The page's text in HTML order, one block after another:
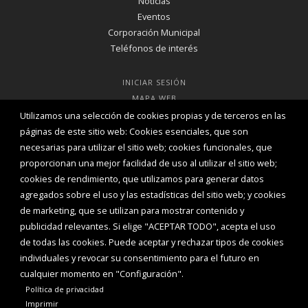
Utilizamos una selección de cookies propias y de terceros en las
páginas de este sitio web: Cookies esenciales, que son
necesarias para utilizar el sitio web; cookies funcionales, que
proporcionan una mejor facilidad de uso al utilizar el sitio web;
cookies de rendimiento, que utilizamos para generar datos
agregados sobre el uso y las estadísticas del sitio web; y cookies
de marketing, que se utilizan para mostrar contenido y
publicidad relevantes. Si elige "ACEPTAR TODO", acepta el uso
de todas las cookies. Puede aceptar y rechazar tipos de cookies
individuales y revocar su consentimiento para el futuro en
cualquier momento en "Configuración".
Política de privacidad
Imprimir
Eventos
Corporación Municipal
Teléfonos de interés
INICIAR SESIÓN
MAPA WEB
Aviso Legal Política de privacidad